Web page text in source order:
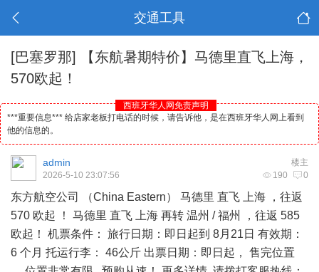
交通工具
[巴塞罗那]
【东航暑期特价】马德里直飞上海，
570欧起！
西班牙华人网免责声明
***重要信息*** 给店家老板打电话的时候，请告诉他，是在西班牙华人网上看到
他的信息的。
楼主
admin
190 0
2026-5-10 23:07:56
东方航空公司 （China Eastern） 马德里 直飞 上海 ，往返
570 欧起 ！ 马德里 直飞 上海 再转 温州 / 福州 ，往返 585
欧起！ 机票条件： 旅行日期：即日起到 8月21日 有效期：
6 个月 托运行李： 46公斤 出票日期：即日起， 售完位置